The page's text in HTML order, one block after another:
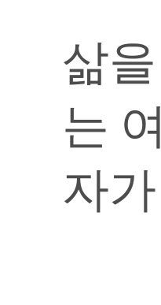
삶
는
자